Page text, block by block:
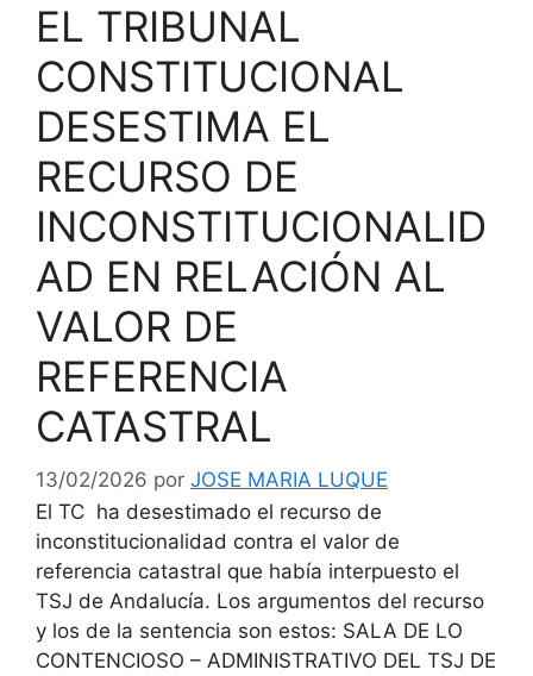
EL TRIBUNAL
CONSTITUCIONAL
DESESTIMA EL
RECURSO DE
INCONSTITUCIONALID
AD EN RELACIÓN AL
VALOR DE
REFERENCIA
CATASTRAL
13/02/2026 por JOSE MARIA LUQUE
El TC ha desestimado el recurso de
inconstitucionalidad contra el valor de
referencia catastral que había interpuesto el
TSJ de Andalucía. Los argumentos del recurso
y los de la sentencia son estos: SALA DE LO
CONTENCIOSO – ADMINISTRATIVO DEL TSJ DE